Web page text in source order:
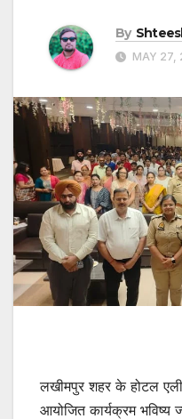
By
MAY 27,
लखीमपुर शहर के होटल
आयोजित कार्यक्रम भविष्य